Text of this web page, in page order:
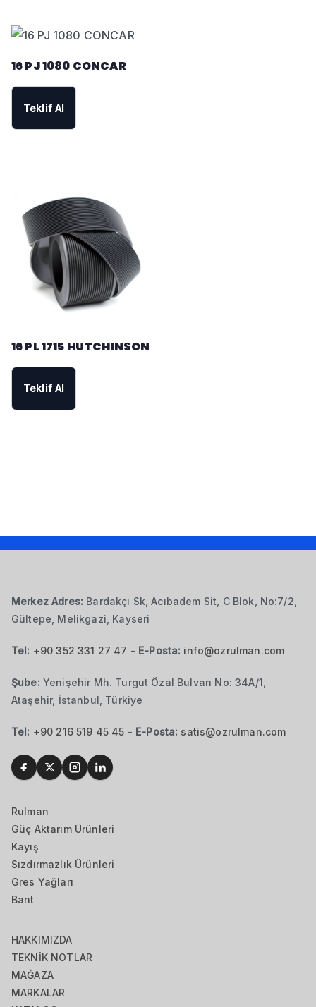
16 PJ 1080 CONCAR
Teklif Al
16 PL 1715 HUTCHINSON
Teklif Al
Merkez Adres: Bardakçı Sk, Acıbadem Sit, C Blok, No:7/2,
Gültepe, Melikgazi, Kayseri
Tel: +90 352 331 27 47 - E-Posta: info@ozrulman.com
Şube: Yenişehir Mh. Turgut Özal Bulvarı No: 34A/1,
Ataşehir, İstanbul, Türkiye
Tel: +90 216 519 45 45 - E-Posta: satis@ozrulman.com
Rulman
Güç Aktarım Ürünleri
Kayış
Sızdırmazlık Ürünleri
Gres Yağları
Bant
HAKKIMIZDA
TEKNİK NOTLAR
MAĞAZA
MARKALAR